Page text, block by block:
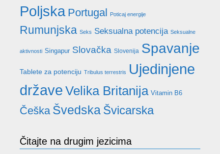
Poljska Portugal Poticaj energije
Rumunjska Seks Seksualna potencija Seksualne
aktivnosti Singapur Slovačka Slovenija Spavanje
Tablete za potenciju Tribulus terrestris
Ujedinjene
države Velika Britanija Vitamin B6
Češka Švedska Švicarska
Čitajte na drugim jezicima